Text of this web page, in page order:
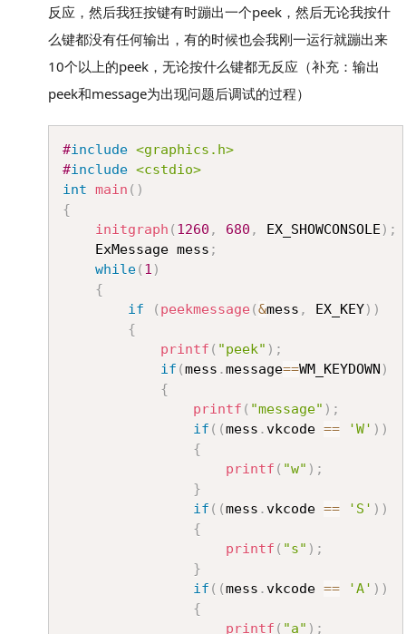
反应，然后我狂按键有时蹦出一个peek，然后无论我按什
么键都没有任何输出，有的时候也会我刚一运行就蹦出来
10个以上的peek，无论按什么键都无反应（补充：输出
peek和message为出现问题后调试的过程）
#include <graphics.h>
#include <cstdio>
int main ( )
{
initgraph ( 1260 , 680 , EX_SHOWCONSOLE ) ;
	ExMessage mess
;
while( 1 )
{
if
( peekmessage(&mess , EX_KEY) )
{
printf ( "peek" ) ;
if (mess .message==WM_KEYDOWN )
{
printf ( "message" ) ;
if ( (mess .vkcode == 'W' ) )
{
printf ( "w" ) ;
}
if ( (mess .vkcode == 'S' ) )
{
printf ( "s" ) ;
}
if ( (mess .vkcode == 'A' ) )
{
printf ( "a" ) ;